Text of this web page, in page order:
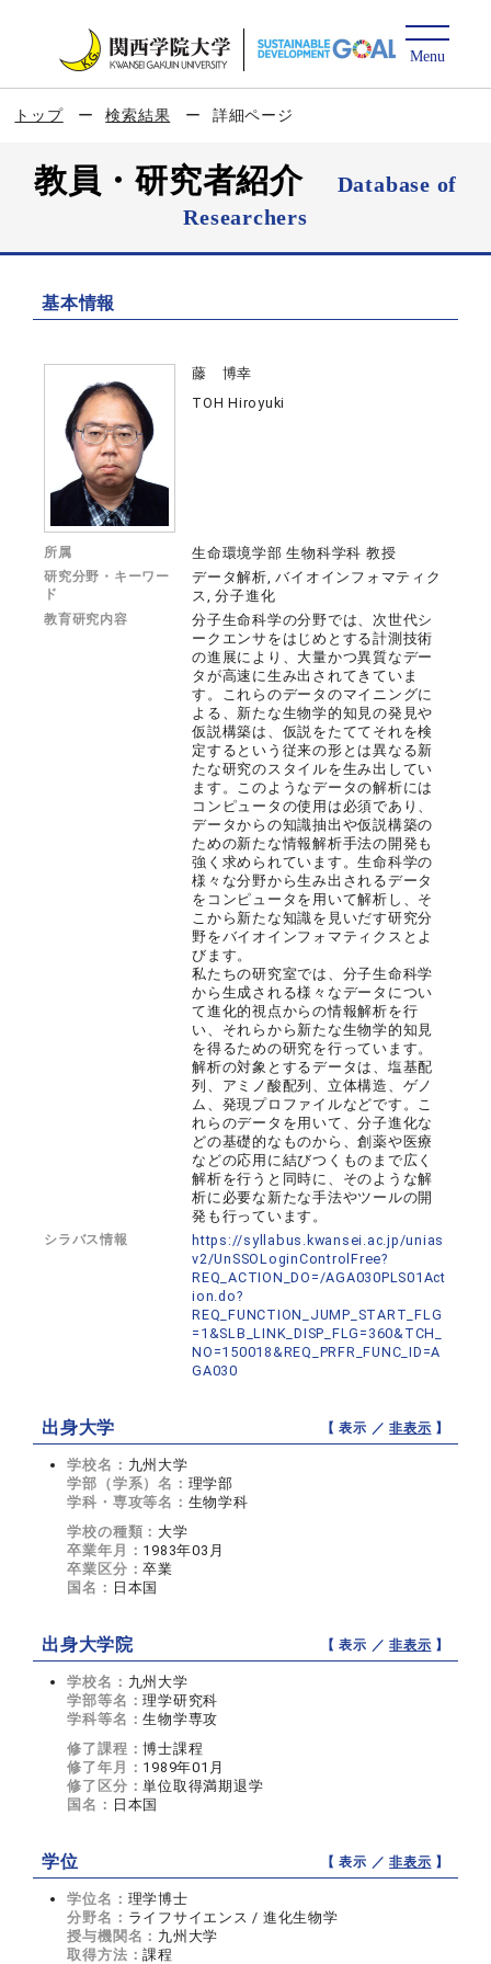
トップ 検索結果 詳細ページ
教員・研究者紹介
Database of
Researchers
基本情報
藤 博幸
TOH Hiroyuki
所属 生命環境学部 生物科学科 教授
研究分野・キーワー
ド
データ解析, バイオインフォマティク
ス, 分子進化
教育研究内容
分子生命科学の分野では、次世代シ
ークエンサをはじめとする計測技術
の進展により、大量かつ異質なデー
タが高速に生み出されてきていま
す。これらのデータのマイニングに
よる、新たな生物学的知見の発見や
仮説構築は、仮説をたててそれを検
定するという従来の形とは異なる新
たな研究のスタイルを生み出してい
ます。このようなデータの解析には
コンピュータの使用は必須であり、
データからの知識抽出や仮説構築の
ための新たな情報解析手法の開発も
強く求められています。生命科学の
様々な分野から生み出されるデータ
をコンピュータを用いて解析し、そ
こから新たな知識を見いだす研究分
野をバイオインフォマティクスとよ
びます。
私たちの研究室では、分子生命科学
から生成される様々なデータについ
て進化的視点からの情報解析を行
い、それらから新たな生物学的知見
を得るための研究を行っています。
解析の対象とするデータは、塩基配
列、アミノ酸配列、立体構造、ゲノ
ム、発現プロファイルなどです。こ
れらのデータを用いて、分子進化な
どの基礎的なものから、創薬や医療
などの応用に結びつくものまで広く
解析を行うと同時に、そのような解
析に必要な新たな手法やツールの開
発も行っています。
シラバス情報
https://syllabus.kwansei.ac.jp/unias
v2/UnSSOLoginControlFree?
REQ_ACTION_DO=/AGA030PLS01Act
ion.do?
REQ_FUNCTION_JUMP_START_FLG
=1&SLB_LINK_DISP_FLG=360&TCH_
NO=150018&REQ_PRFR_FUNC_ID=A
GA030
出身大学 【 表示 ／非表示 】
学校名： 九州大学
学部（学系）名： 理学部
学科・専攻等名： 生物学科
学校の種類： 大学
卒業年月： 1983年03月
卒業区分：卒業
国名： 日本国
出身大学院 【 表示 ／非表示 】
学校名： 九州大学
学部等名：理学研究科
学科等名：生物学専攻
修了課程：博士課程
修了年月： 1989年01月
修了区分：単位取得満期退学
国名： 日本国
学位 【 表示 ／非表示 】
学位名： 理学博士
分野名： ライフサイエンス / 進化生物学
授与機関名： 九州大学
取得方法：課程